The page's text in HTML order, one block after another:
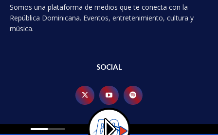
Somos una plataforma de medios que te conecta con la
República Dominicana. Eventos, entretenimiento, cultura y
música.
SOCIAL